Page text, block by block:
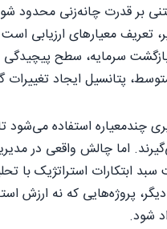
بر قدرت چانه‌زنی محدود
تعریف معیارهای ارزیابی
سرمایه، سطح پیچیدگی
پتانسیل ایجاد
استفاده می‌شود تا
اما چالش واقعی در
ابتکارات استراتژیک با
پروژه‌هایی که نه ارزش
شود.